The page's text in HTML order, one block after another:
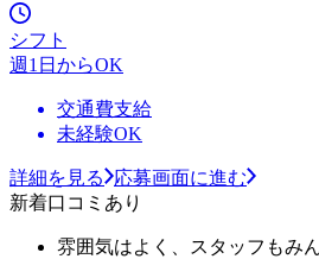
シフト
週1日からOK
交通費支給
未経験OK
詳細を見る
応募画面に進む
新着口コミあり
雰囲気はよく、スタッフもみ